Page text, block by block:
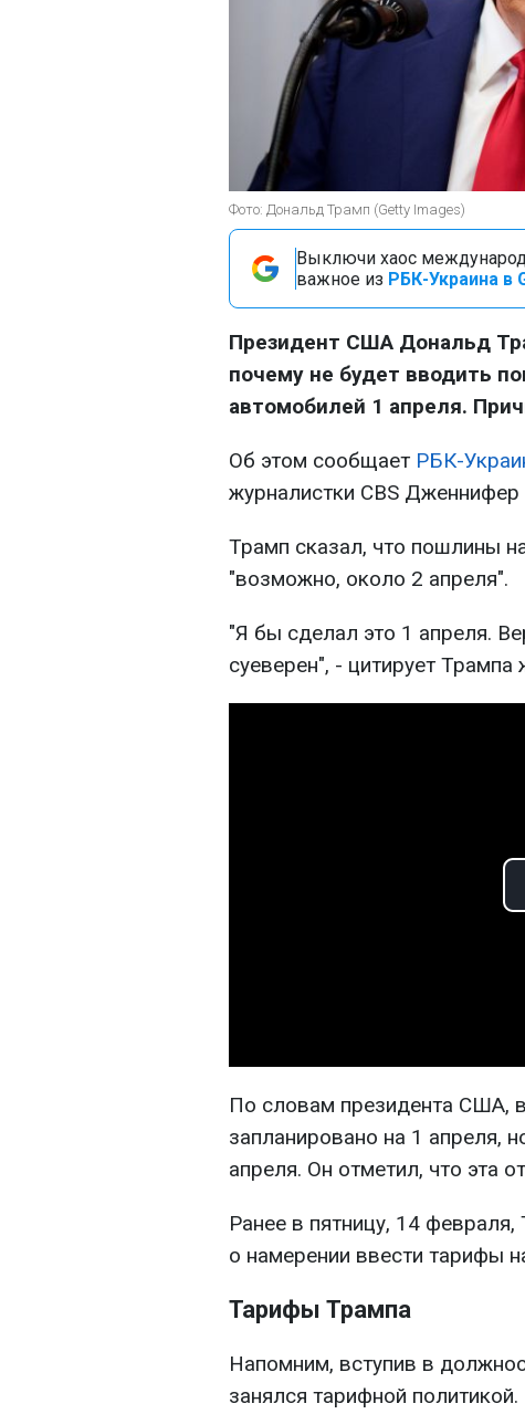
Фото: Дональд Трамп (Getty Images)
Выключи хаос
важное из РБК-Украина в
Президент США Дональд
почему не будет вводить
автомобилей 1 апреля.
Об этом сообщает РБК-
журналистки CBS
Трамп сказал, что пошлины
"возможно, около 2 апреля".
"Я бы сделал это 1 апреля.
суеверен", - цитирует Трампа
По словам президента США,
запланировано на 1 апреля,
апреля. Он отметил, что эта
Ранее в пятницу, 14
о намерении ввести тарифы
Тарифы Трампа
Напомним, вступив в
занялся тарифной